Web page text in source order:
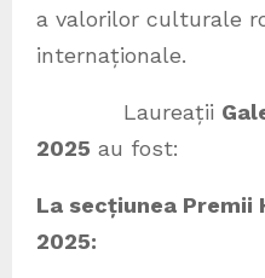
a valorilor culturale
internaționale.
Laureații
2025 au fost:
La secțiunea Premii
2025: